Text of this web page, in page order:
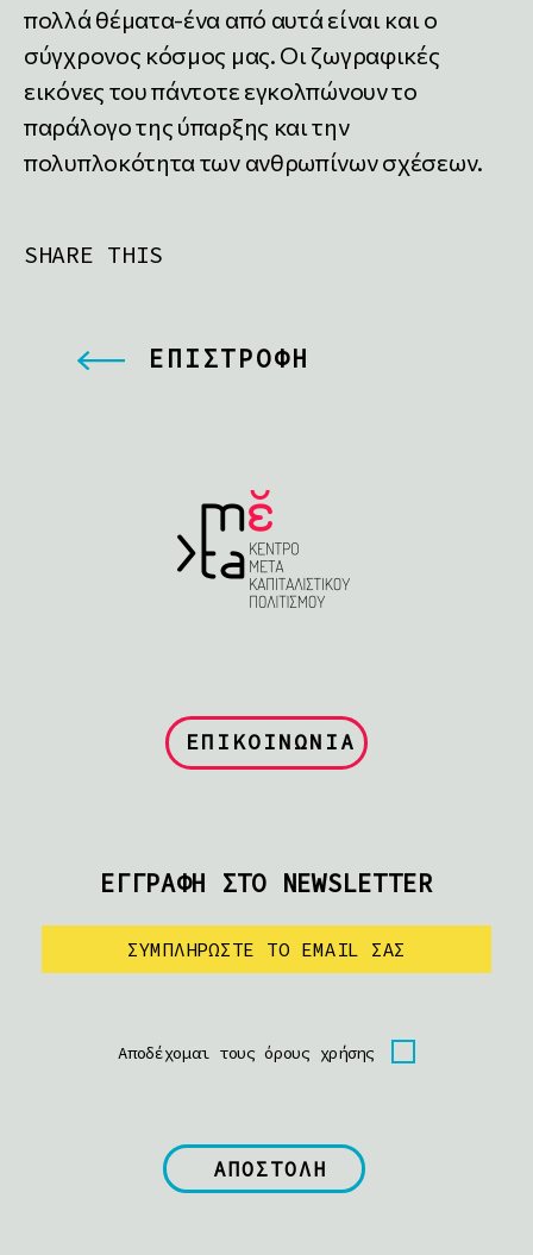
πολλά θέματα-ένα από αυτά είναι και ο
σύγχρονος κόσμος μας. Οι ζωγραφικές
εικόνες του πάντοτε εγκολπώνουν το
παράλογο της ύπαρξης και την
πολυπλοκότητα των ανθρωπίνων σχέσεων.
SHARE THIS
ΕΠΙΣΤΡΟΦΗ
ΕΠΙΚΟΙΝΩΝΙΑ
ΕΓΓΡΑΦΗ ΣΤΟ NEWSLETTER
Αποδέχομαι τους όρους χρήσης